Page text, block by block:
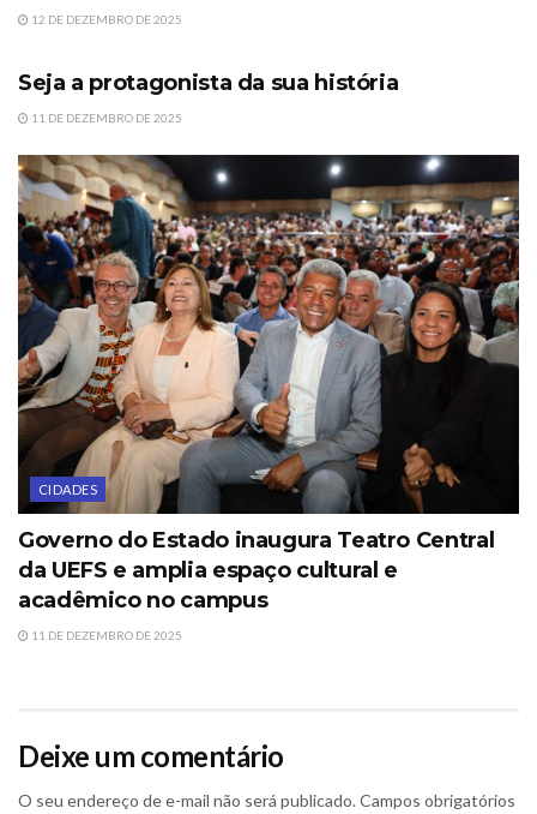
12 DE DEZEMBRO DE 2025
Seja a protagonista da sua história
11 DE DEZEMBRO DE 2025
CIDADES
Governo do Estado inaugura Teatro Central
da UEFS e amplia espaço cultural e
acadêmico no campus
11 DE DEZEMBRO DE 2025
Deixe um comentário
O seu endereço de e-mail não será publicado. Campos obrigatórios